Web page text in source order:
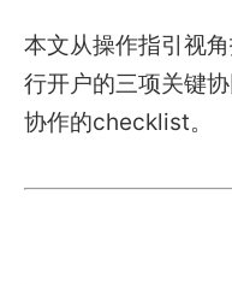
本文从操作指引视
行开户的三项关键
协作的checklist。